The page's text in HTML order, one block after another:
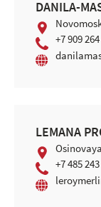
DANILA-
+7 909
LEMANA
+7 485